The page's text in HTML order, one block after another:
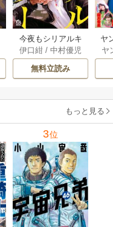
今夜もシリアルキ
ラーと待ち合わせ 5
巻
伊口紺 /中村優児
無料立読み
ヤ
ヤ
もっと見る
3位